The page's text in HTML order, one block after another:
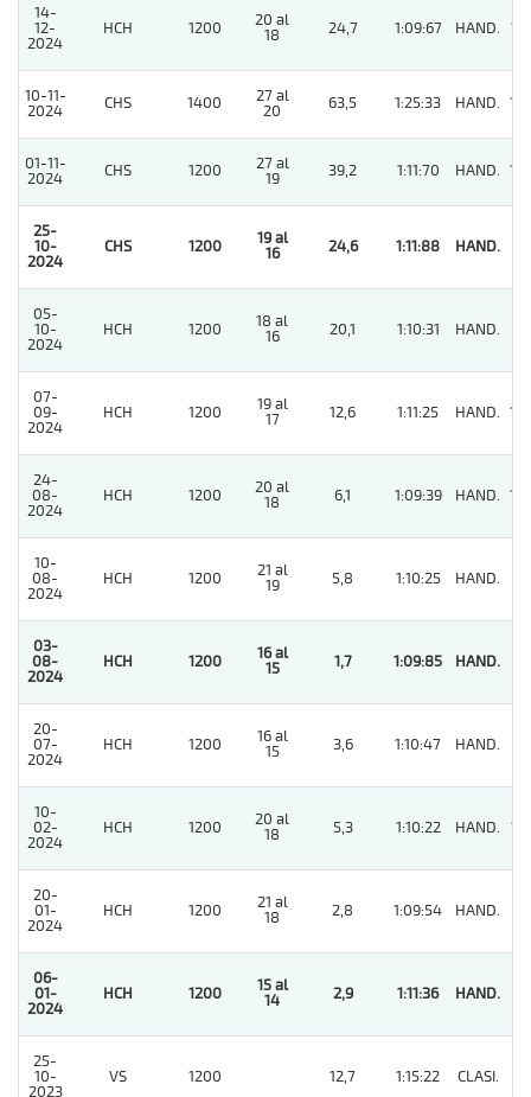
14-
12-
2024
HCH 1200
20 al
18
24,7 1:09:67 HAND. 13
10-11-
2024
CHS 1400
27 al
20
63,5 1:25:33 HAND. 10
01-11-
2024
CHS 1200
27 al
19
39,2 1:11:70 HAND. 10
25-
10-
2024
CHS 1200
19 al
16
24,6 1:11:88 HAND.
05-
10-
2024
HCH 1200
18 al
16
20,1 1:10:31 HAND.
07-
09-
2024
HCH 1200
19 al
17
12,6 1:11:25 HAND. 10
24-
08-
2024
HCH 1200
20 al
18
6,1 1:09:39 HAND. 10
10-
08-
2024
HCH 1200
21 al
19
5,8 1:10:25 HAND.
03-
08-
2024
HCH 1200
16 al
15
1,7 1:09:85 HAND.
20-
07-
2024
HCH 1200
16 al
15
3,6 1:10:47 HAND.
10-
02-
2024
HCH 1200
20 al
18
5,3 1:10:22 HAND. 13
20-
01-
2024
HCH 1200
21 al
18
2,8 1:09:54 HAND.
06-
01-
2024
HCH 1200
15 al
14
2,9 1:11:36 HAND.
25-
10-
2023
VS 1200 12,7 1:15:22 CLASI.